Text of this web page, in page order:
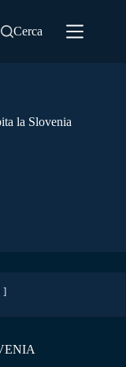
Cerca
la Slovenia